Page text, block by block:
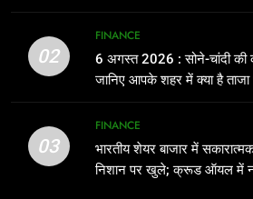
02
FINANCE
6 अगस्त 2026 : सोने-चांदी की
जानिए आपके शहर में क्या है ताजा
03
FINANCE
भारतीय शेयर बाजार में
निशान पर खुले; क्रूड ऑयल में